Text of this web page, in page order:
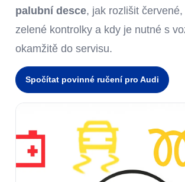
palubní desce, jak rozlišit
zelené kontrolky a kdy je nutné s
okamžitě do servisu.
Spočítat povinné ručení pro Audi